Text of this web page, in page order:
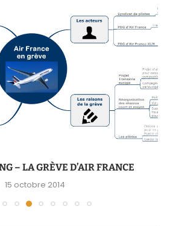
– LA GRÈVE D’AIR FRANCE
15 octobre 2014